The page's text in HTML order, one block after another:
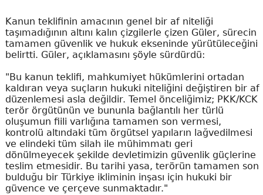
Kanun teklifinin amacının genel bir af niteliği
taşımadığının altını kalın çizgilerle çizen Güler, sürecin
tamamen güvenlik ve hukuk ekseninde yürütüleceğini
belirtti. Güler, açıklamasını şöyle sürdürdü:
"Bu kanun teklifi, mahkumiyet hükümlerini ortadan
kaldıran veya suçların hukuki niteliğini değiştiren bir af
düzenlemesi asla değildir. Temel önceliğimiz; PKK/KCK
terör örgütünün ve bununla bağlantılı her türlü
oluşumun fiili varlığına tamamen son vermesi,
kontrolü altındaki tüm örgütsel yapıların lağvedilmesi
ve elindeki tüm silah ile mühimmatı geri
dönülmeyecek şekilde devletimizin güvenlik güçlerine
teslim etmesidir. Bu tarihi yasa, terörün tamamen son
bulduğu bir Türkiye ikliminin inşası için hukuki bir
güvence ve çerçeve sunmaktadır."